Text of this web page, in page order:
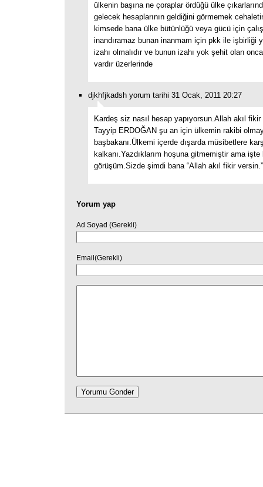
ülkenin başına ne çoraplar ördüğü ülke
gelecek hesaplarının geldiğini görmemek
kimsede bana ülke bütünlüğü veya gücü için
inandıramaz bunan inanmam için pkk ile işbirliği
izahı olmalıdır ve bunun izahı yok şehit olan
vardır üzerlerinde
djkhfjkadsh yorum tarihi 31 Ocak, 2011 20:27
Kardeş siz nasıl hesap yapıyorsun.Allah akıl
Tayyip ERDOĞAN şu an için ülkemin rakibi
başbakanı.Ülkemi içerde dışarda müsibetlere
kalkanı.Yazdıklarım hoşuna gitmemiştir ama
görüşüm.Sizde şimdi bana “Allah akıl fikir
Yorum yap
Ad Soyad (Gerekli)
Email(Gerekli)